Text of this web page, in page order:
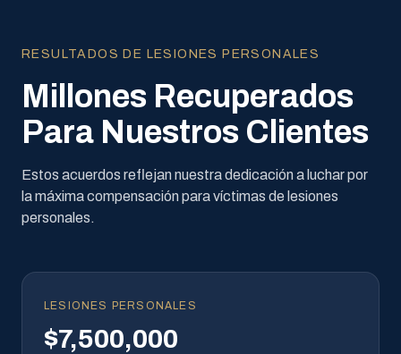
RESULTADOS DE LESIONES PERSONALES
Millones Recuperados
Para Nuestros Clientes
Estos acuerdos reflejan nuestra dedicación a luchar por
la máxima compensación para víctimas de lesiones
personales.
LESIONES PERSONALES
$7,500,000